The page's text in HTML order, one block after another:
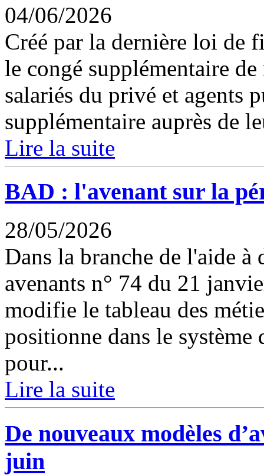
04/06/2026
Créé par la dernière loi de
le congé supplémentaire
salariés du privé et agents
supplémentaire auprès de
Lire la suite
BAD : l'avenant sur la
28/05/2026
Dans la branche de l'aide
avenants n° 74 du 21
modifie le tableau des
positionne dans le
pour...
Lire la suite
De nouveaux modèles
juin